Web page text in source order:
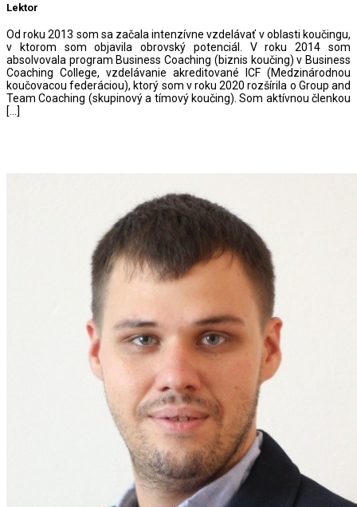
Lektor
Od roku 2013 som sa začala intenzívne vzdelávať v oblasti koučingu,
v ktorom som objavila obrovský potenciál. V roku 2014 som
absolvovala program Business Coaching (biznis koučing) v Business
Coaching College, vzdelávanie akreditované ICF (Medzinárodnou
koučovacou federáciou), ktorý som v roku 2020 rozšírila o Group and
Team Coaching (skupinový a tímový koučing). Som aktívnou členkou
[…]